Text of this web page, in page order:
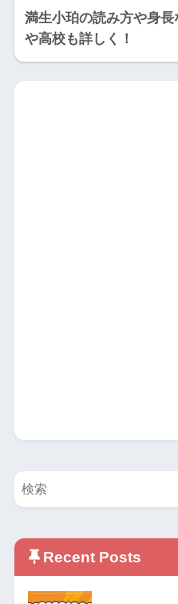
満生小珀の読み方や身
や高校も詳しく！
Recent Posts